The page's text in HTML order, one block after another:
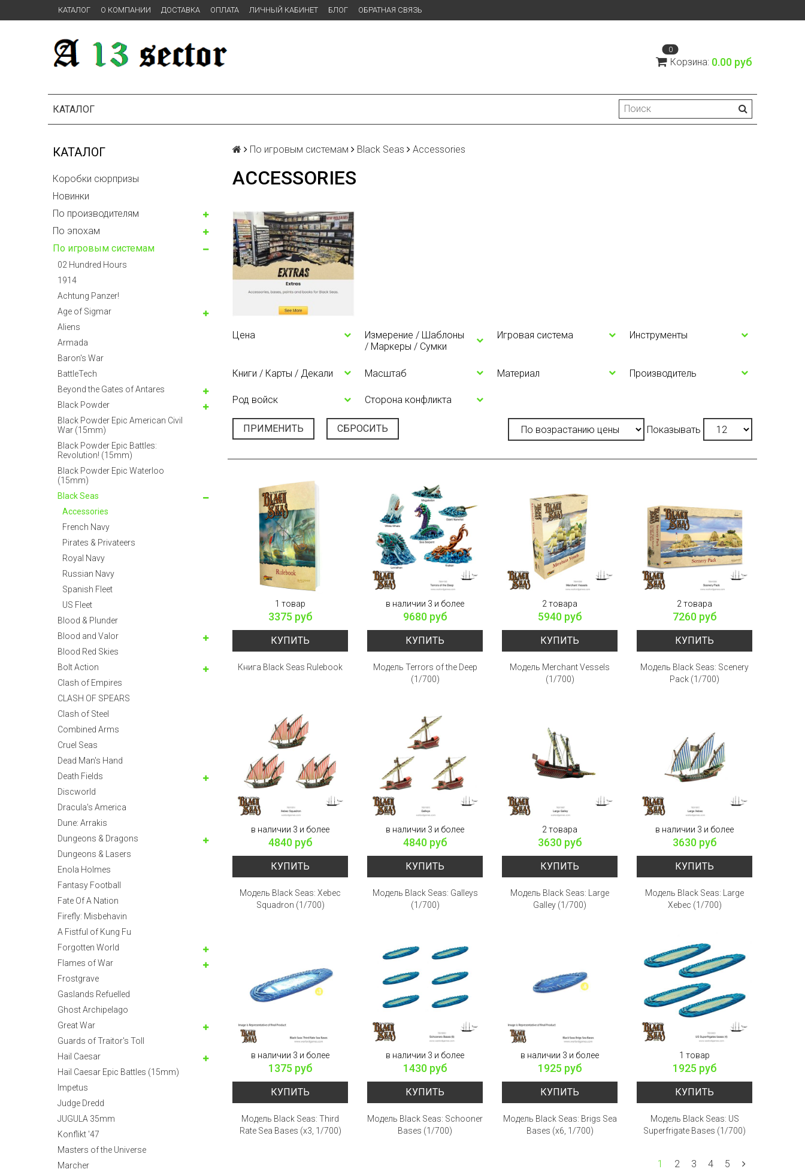
КАТАЛОГ О КОМПАНИИ ДОСТАВКА ОПЛАТА ЛИЧНЫЙ КАБИНЕТ БЛОГ ОБРАТНАЯ СВЯЗЬ
0
Корзина: 0.00 руб
КАТАЛОГ
КАТАЛОГ
Коробки сюрпризы
Новинки
По производителям
По эпохам
По игровым системам
02 Hundred Hours
1914
Achtung Panzer!
Age of Sigmar
Aliens
Armada
Baron's War
BattleTech
Beyond the Gates of Antares
Black Powder
Black Powder Epic American Civil
War (15mm)
Black Powder Epic Battles:
Revolution! (15mm)
Black Powder Epic Waterloo
(15mm)
Black Seas
Accessories
French Navy
Pirates & Privateers
Royal Navy
Russian Navy
Spanish Fleet
US Fleet
Blood & Plunder
Blood and Valor
Blood Red Skies
Bolt Action
Clash of Empires
CLASH OF SPEARS
Clash of Steel
Combined Arms
Cruel Seas
Dead Man's Hand
Death Fields
Discworld
Dracula's America
Dune: Arrakis
Dungeons & Dragons
Dungeons & Lasers
Enola Holmes
Fantasy Football
Fate Of A Nation
Firefly: Misbehavin
A Fistful of Kung Fu
Forgotten World
Flames of War
Frostgrave
Gaslands Refuelled
Ghost Archipelago
Great War
Guards of Traitor's Toll
Hail Caesar
Hail Caesar Epic Battles (15mm)
Impetus
Judge Dredd
JUGULA 35mm
Konflikt '47
Masters of the Universe
Marcher
По игровым системам Black Seas Accessories
ACCESSORIES
Цена
Измерение / Шаблоны
/ Маркеры / Сумки
Игровая система Инструменты
Книги / Карты / Декали Масштаб Материал Производитель
Род войск Сторона конфликта
ПРИМЕНИТЬ СБРОСИТЬ Показывать
1 товар
3375 руб
КУПИТЬ
Книга Black Seas Rulebook
в наличии 3 и более
9680 руб
КУПИТЬ
Модель Terrors of the Deep
(1/700)
2 товара
5940 руб
КУПИТЬ
Модель Merchant Vessels
(1/700)
2 товара
7260 руб
КУПИТЬ
Модель Black Seas: Scenery
Pack (1/700)
в наличии 3 и более
4840 руб
КУПИТЬ
Модель Black Seas: Xebec
Squadron (1/700)
в наличии 3 и более
4840 руб
КУПИТЬ
Модель Black Seas: Galleys
(1/700)
2 товара
3630 руб
КУПИТЬ
Модель Black Seas: Large
Galley (1/700)
в наличии 3 и более
3630 руб
КУПИТЬ
Модель Black Seas: Large
Xebec (1/700)
в наличии 3 и более
1375 руб
КУПИТЬ
Модель Black Seas: Third
Rate Sea Bases (x3, 1/700)
в наличии 3 и более
1430 руб
КУПИТЬ
Модель Black Seas: Schooner
Bases (1/700)
в наличии 3 и более
1925 руб
КУПИТЬ
Модель Black Seas: Brigs Sea
Bases (x6, 1/700)
1 товар
1925 руб
КУПИТЬ
Модель Black Seas: US
Superfrigate Bases (1/700)
1 2 3 4 5